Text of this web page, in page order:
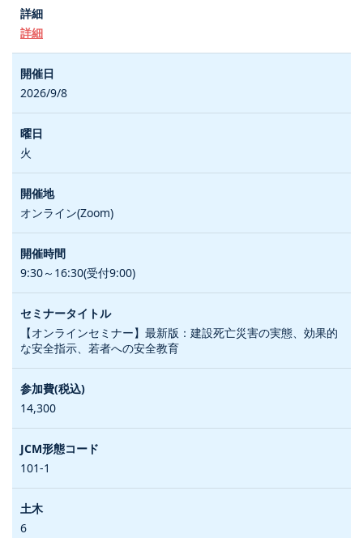
詳細
2026/9/8
火
オンライン(Zoom)
9:30～16:30(受付9:00)
【オンラインセミナー】最新版：建設死亡災害の実態、効果的
な安全指示、若者への安全教育
14,300
101-1
6